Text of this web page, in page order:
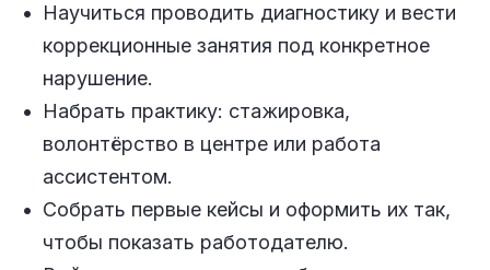
Научиться проводить диагностику и вести
коррекционные занятия под конкретное
нарушение.
Набрать практику: стажировка,
волонтёрство в центре или работа
ассистентом.
Собрать первые кейсы и оформить их так,
чтобы показать работодателю.